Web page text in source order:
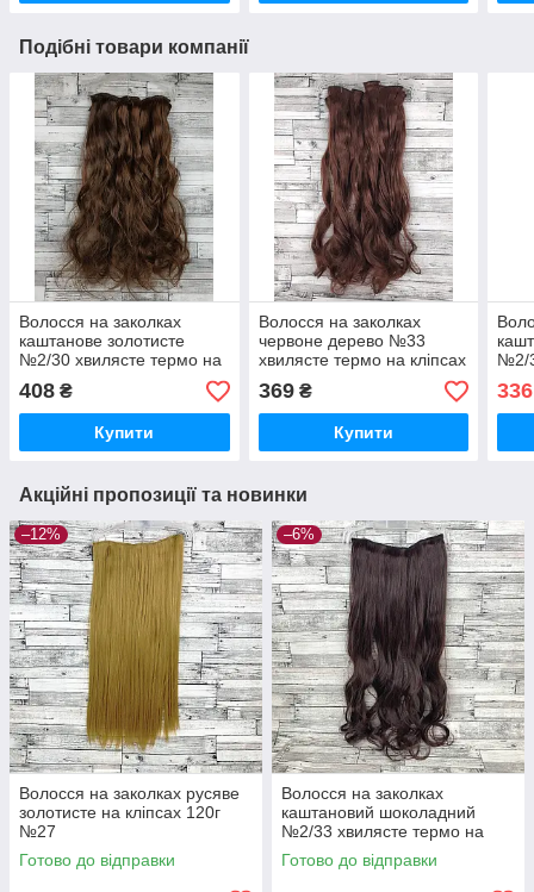
Подібні товари компанії
Волосся на заколках
каштанове золотисте
№2/30 хвилясте термо на
кліпсах шпильках тресси
світло-коричневі набір
408 ₴
Купити
Волосся на заколках
червоне дерево №33
хвилясте термо на кліпсах
шпильках тресси набір 6
пасом бургунді
369₴
Купити
№2/
Акційні пропозиції та новинки
–12%
Волосся на заколках русяве
золотисте на кліпсах 120г
№27
Готово до відправки
–6%
Волосся на заколках
каштановий шоколадний
№2/33 хвилясте термо на
кліпсах шпильках тресси
Готово до відправки